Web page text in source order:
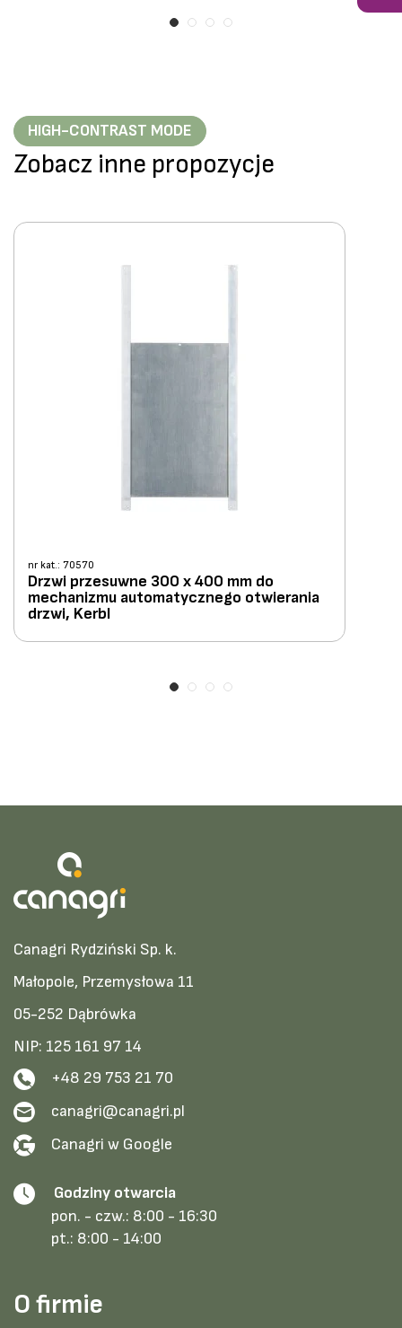
HIGH-CONTRAST MODE
Zobacz inne propozycje
nr kat.: 70570
Drzwi przesuwne 300 x 400 mm do
mechanizmu automatycznego otwierania
drzwi, Kerbl
Canagri Rydziński Sp. k.
Małopole, Przemysłowa 11
05-252 Dąbrówka
NIP: 125 161 97 14
+48 29 753 21 70
canagri@canagri.pl
Canagri w Google
Godziny otwarcia
pon. - czw.: 8:00 - 16:30
pt.: 8:00 - 14:00
O firmie